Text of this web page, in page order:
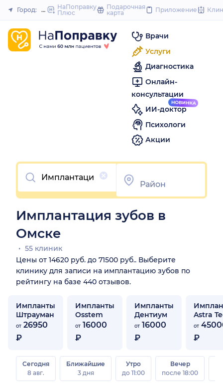
to
Закрыть
Город: ОмскНаПоправку
Плюс
Подарочная
карта
Приложение
Врачи
Услуги
Диагностика
Онлайн-
консультации
ИИ-доктор
Психологи
Акции
Очистить
Имплантация зубов в
Омске
55 клиник
Цены от 14620 руб. до 71500 руб.. Выберите
клинику для записи на имплантацию зубов по
рейтингу на базе 440 отзывов.
Импланты
Штрауман
от 26950
₽
Импланты
Osstem
от 16000
₽
Импланты
Дентиум
от 16000
₽
Astra
от
₽
Сегодня
8 авг.
Ближайшие
3 дня
Утро
до 11:00
Вечер
после 18:00